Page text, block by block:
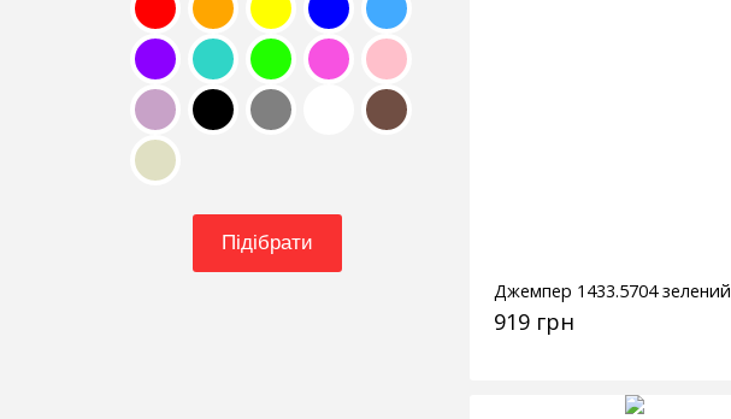
Підібрати
Джемпер 1433.5704 зелений
919 грн